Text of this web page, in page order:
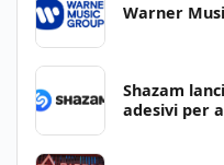
Warner
Shazam
adesivi per